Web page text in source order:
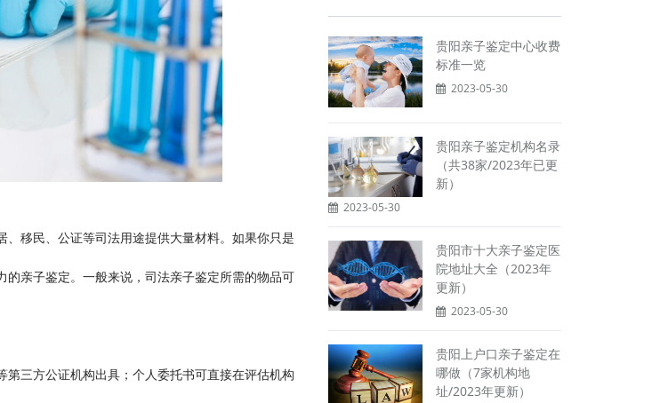
、移民、公证等司法用途提供大量材料。如果你只是
亲子鉴定。一般来说，司法亲子鉴定所需的物品可
三方公证机构出具；个人委托书可直接在评估机构
贵阳亲子鉴定中心收费
标准一览
2023-05-30
贵阳亲子鉴定机构名录
（共38家/2023年已更
新）
2023-05-30
贵阳市十大亲子鉴定医
院地址大全（2023年
更新）
2023-05-30
贵阳上户口亲子鉴定在
哪做（7家机构地
址/2023年更新）